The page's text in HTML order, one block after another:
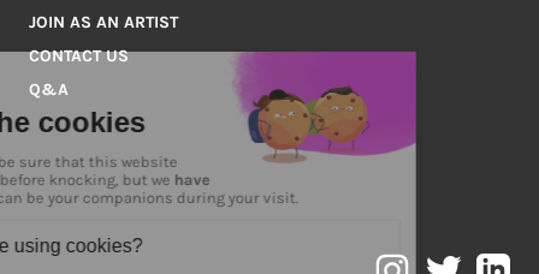
JOIN AS AN ARTIST
CONTACT US
Q&A